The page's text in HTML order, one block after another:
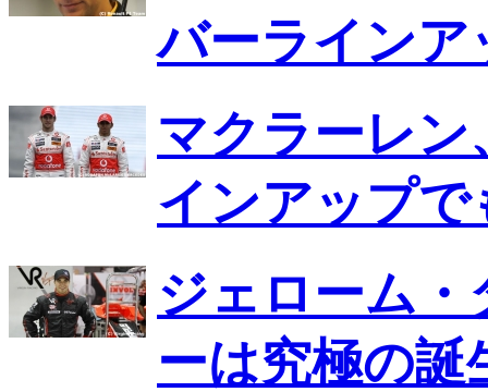
バーラインア
マクラーレ
インアップ
ジェローム
ーは究極の